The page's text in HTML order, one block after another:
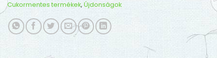
Cukormentes termékek, Újdonságok